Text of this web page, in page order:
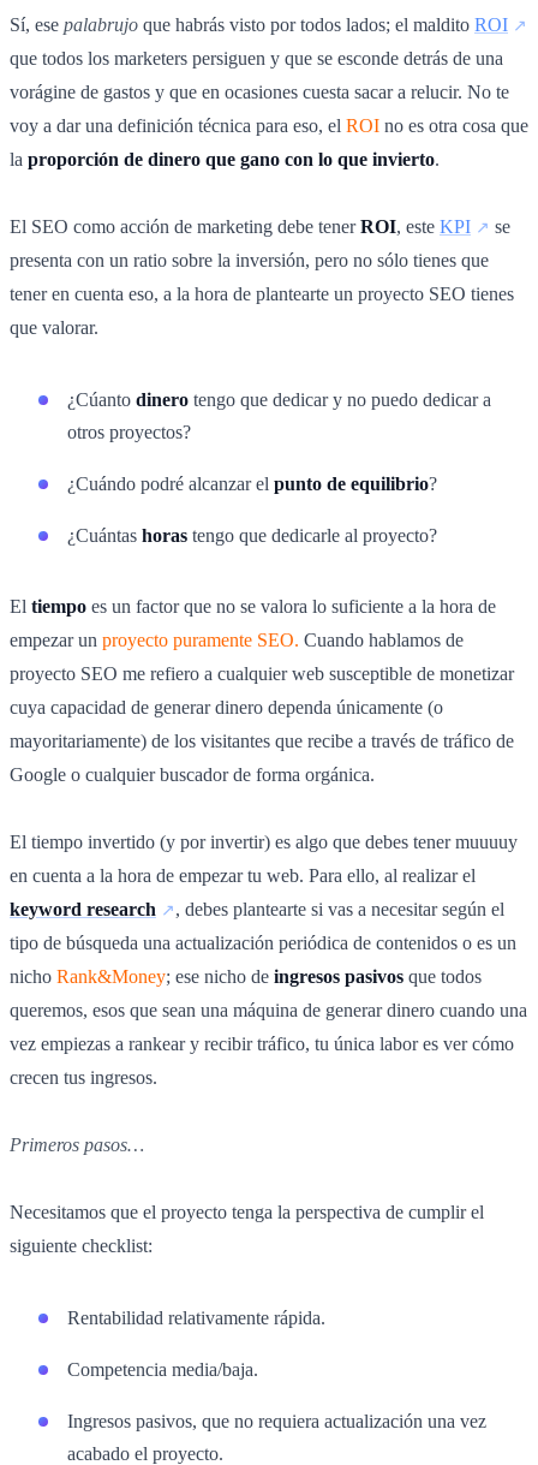
Sí, ese palabrujo que habrás visto por todos lados; el maldito ROI
que todos los marketers persiguen y que se esconde detrás de una
vorágine de gastos y que en ocasiones cuesta sacar a relucir. No te
voy a dar una definición técnica para eso, el ROI no es otra cosa que
la proporción de dinero que gano con lo que invierto.
El SEO como acción de marketing debe tenerROI, este KPI
se
presenta con un ratio sobre la inversión, pero no sólo tienes que
tener en cuenta eso, a la hora de plantearte un proyecto SEO tienes
que valorar.
¿Cúanto dinero tengo que dedicar y no puedo dedicar a
otros proyectos?
¿Cuándo podré alcanzar el punto de equilibrio?
¿Cuántas horas tengo que dedicarle al proyecto?
El tiempo es un factor que no se valora lo suficiente a la hora de
empezar un proyecto puramente SEO. Cuando hablamos de
proyecto SEO me refiero a cualquier web susceptible de monetizar
cuya capacidad de generar dinero dependa únicamente (o
mayoritariamente) de los visitantes que recibe a través de tráfico de
Google o cualquier buscador de forma orgánica.
El tiempo invertido (y por invertir) es algo que debes tener muuuuy
en cuenta a la hora de empezar tu web. Para ello, al realizar el
keyword research
, debes plantearte si vas a necesitar según el
tipo de búsqueda una actualización periódica de contenidos o es un
nicho Rank&Money; ese nicho de ingresos pasivos que todos
queremos, esos que sean una máquina de generar dinero cuando una
vez empiezas a rankear y recibir tráfico, tu única labor es ver cómo
crecen tus ingresos.
Primeros pasos…
Necesitamos que el proyecto tenga la perspectiva de cumplir el
siguiente checklist:
Rentabilidad relativamente rápida.
Competencia media/baja.
Ingresos pasivos, que no requiera actualización una vez
acabado el proyecto.